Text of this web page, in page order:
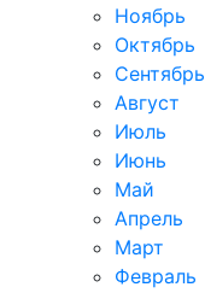
Ноябрь
Октябрь
Сентябрь
Август
Июль
Июнь
Май
Апрель
Март
Февраль